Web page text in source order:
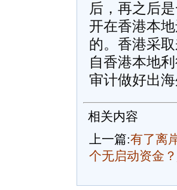
后，再之后
开在香港本
的。香港采
自香港本地
审计做好出
相关内容
上一篇:有了离
个无启动资金